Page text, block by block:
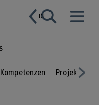
DE
Kompetenzen Projekte